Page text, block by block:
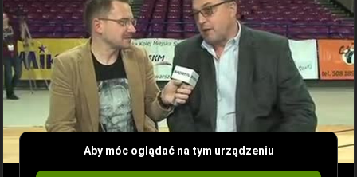
Aby móc oglądać na tym urządzeniu